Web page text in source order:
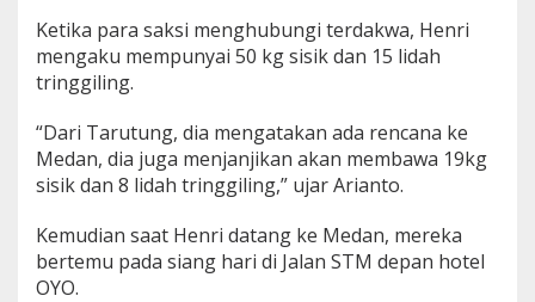
i
P
d
a
n
Ketika para saksi menghubungi terdakwa, Henri
mengaku mempunyai 50 kg sisik dan 15 lidah
tringgiling.
“Dari Tarutung, dia mengatakan ada rencana ke
Medan, dia juga menjanjikan akan membawa 19kg
sisik dan 8 lidah tringgiling,” ujar Arianto.
Kemudian saat Henri datang ke Medan, mereka
bertemu pada siang hari di Jalan STM depan hotel
OYO.